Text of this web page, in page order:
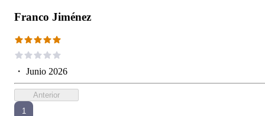
Franco Jiménez
・ Junio 2026
Anterior
1